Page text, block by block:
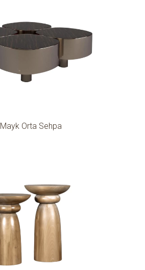
Mayk Orta Sehpa